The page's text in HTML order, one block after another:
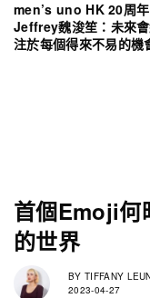
men’s uno HK 20周年
Jeffrey魏浚笙：未來
注於每個得來不易的機
首個Emoji何
的世界
BY TIFFANY
2023-04-27